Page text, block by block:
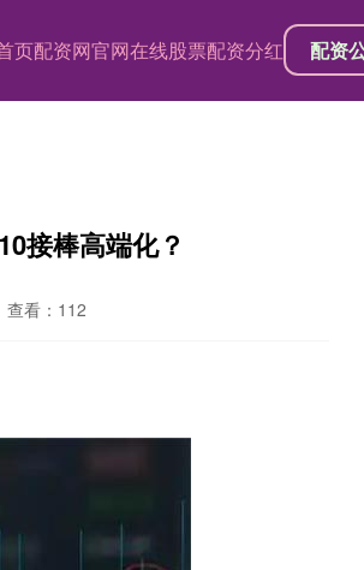
页配资网官网在线股票配资分红 配资
接棒高端化？
查看：112